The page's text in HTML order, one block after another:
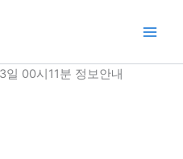
00시11분 정보안내